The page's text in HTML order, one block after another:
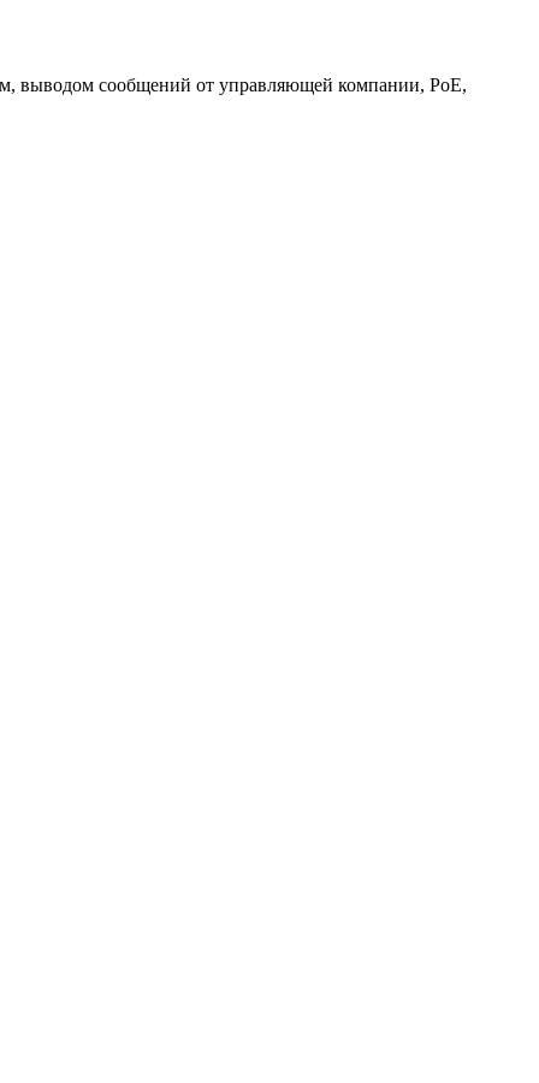
выводом сообщений от управляющей компании, PoE,